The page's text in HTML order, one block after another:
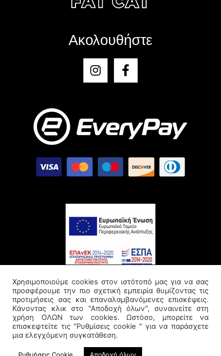
Ακολουθήστε
© Κατοχυρωμένα Δικαιώματα
Όροι Xρήσης
Χρησιμοποιούμε cookies στον ιστότοπό μας για να σας
προσφέρουμε την πιο σχετική εμπειρία θυμίζοντας τις
προτιμήσεις σας και επαναλαμβανόμενες επισκέψεις.
Κάνοντας κλικ στο "Αποδοχή όλων", συναινείτε στη
χρήση ΟΛΩΝ των cookies. Ωστόσο, μπορείτε να
επισκεφτείτε τις "Ρυθμίσεις cookie " για να παράσχετε
μια ελεγχόμενη συγκατάθεση.